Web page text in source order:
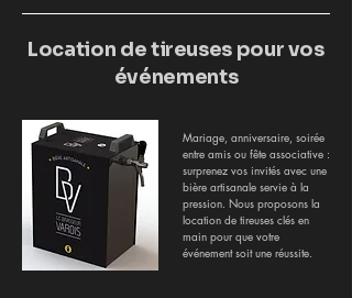
Location de tireuses pour vos
événements
Mariage, anniversaire, soirée
entre amis ou fête associative :
surprenez vos invités avec une
bière artisanale servie à la
pression. Nous proposons la
location de tireuses clés en
main pour que votre
événement soit une réussite.